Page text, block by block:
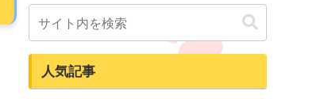
人気記事